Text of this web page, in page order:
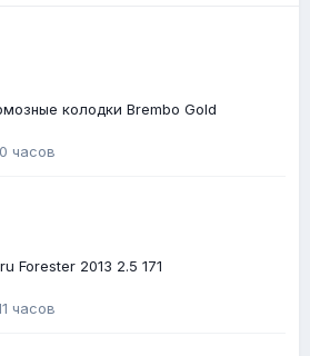
колодки Brembo Gold
часов
Forester 2013 2.5 171
часов